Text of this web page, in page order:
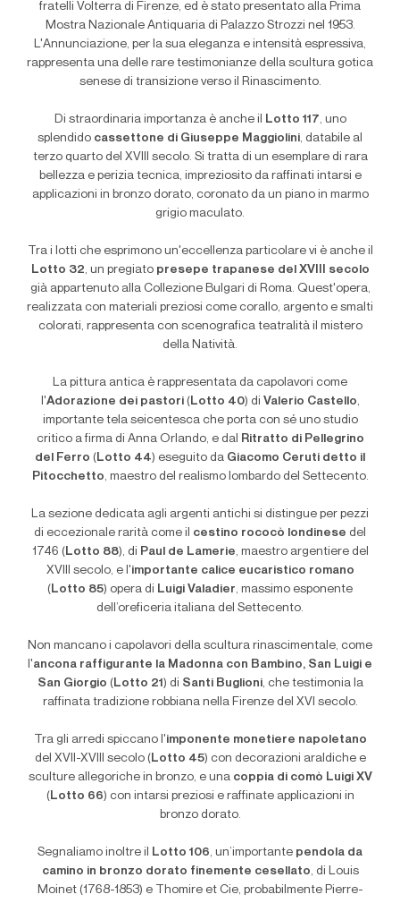
fratelli Volterra di Firenze, ed è stato presentato alla Prima
Mostra Nazionale Antiquaria di Palazzo Strozzi nel 1953.
L'Annunciazione, per la sua eleganza e intensità espressiva,
rappresenta una delle rare testimonianze della scultura gotica
senese di transizione verso il Rinascimento.
Di straordinaria importanza è anche il Lotto 117, uno
splendido cassettone di Giuseppe Maggiolini, databile al
terzo quarto del XVIII secolo. Si tratta di un esemplare di rara
bellezza e perizia tecnica, impreziosito da raffinati intarsi e
applicazioni in bronzo dorato, coronato da un piano in marmo
grigio maculato.
Tra i lotti che esprimono un'eccellenza particolare vi è anche il
Lotto 32, un pregiato presepe trapanese del XVIII secolo
già appartenuto alla Collezione Bulgari di Roma. Quest'opera,
realizzata con materiali preziosi come corallo, argento e smalti
colorati, rappresenta con scenografica teatralità il mistero
della Natività.
La pittura antica è rappresentata da capolavori come
l'Adorazione dei pastori(Lotto 40) di Valerio Castello,
importante tela seicentesca che porta con sé uno studio
critico a firma di Anna Orlando, e dal Ritratto di Pellegrino
del Ferro (Lotto 44) eseguito da Giacomo Ceruti detto il
Pitocchetto, maestro del realismo lombardo del Settecento.
La sezione dedicata agli argenti antichi si distingue per pezzi
di eccezionale rarità come il cestino rococò londinese del
1746 (Lotto 88), di Paul de Lamerie, maestro argentiere del
XVIII secolo, e l'importante calice eucaristico romano
(Lotto 85) opera di Luigi Valadier, massimo esponente
dell’oreficeria italiana del Settecento.
Non mancano i capolavori della scultura rinascimentale, come
l'ancona raffigurante la Madonna con Bambino, San Luigi e
San Giorgio (Lotto 21) di Santi Buglioni, che testimonia la
raffinata tradizione robbiana nella Firenze del XVI secolo.
Tra gli arredi spiccano l'imponente monetiere napoletano
del XVII-XVIII secolo (Lotto 45) con decorazioni araldiche e
sculture allegoriche in bronzo, e una coppia di comò Luigi XV
(Lotto 66) con intarsi preziosi e raffinate applicazioni in
bronzo dorato.
Segnaliamo inoltre il Lotto 106, un’importante pendola da
camino in bronzo dorato finemente cesellato, di Louis
Moinet (1768-1853) e Thomire et Cie, probabilmente Pierre-